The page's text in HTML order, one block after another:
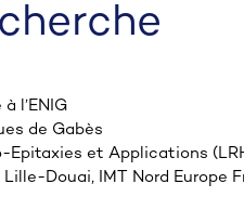
l’ENIG
de Gabès
et Applications
Douai, IMT Nord Europe